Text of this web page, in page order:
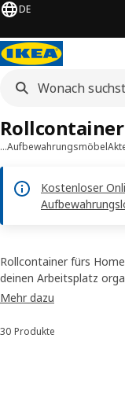
DE
…Aufbewahrungsmöbel
Kostenloser
Rollcontainer fürs
deinen Arbeitsplatz
Unterlagen und
Mehr dazu
Sortieren und
30 Produkte